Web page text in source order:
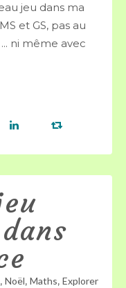
jeu dans ma
et GS, pas au
ni même avec
, Noël, Maths, Explorer